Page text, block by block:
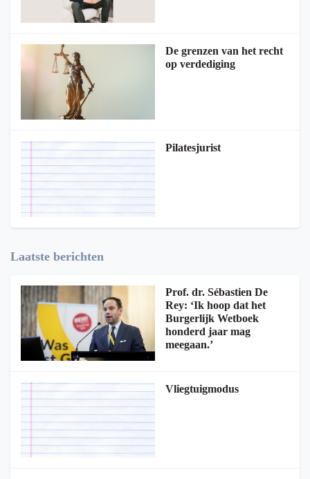
De grenzen van het recht
op verdediging
Pilatesjurist
Laatste berichten
Prof. dr. Sébastien De
Rey: ‘Ik hoop dat het
Burgerlijk Wetboek
honderd jaar mag
meegaan.’
Vliegtuigmodus